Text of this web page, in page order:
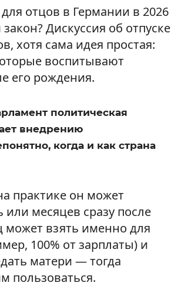
отцов в Германии в 2026
Дискуссия об отпуске
хотя сама идея простая:
воспитывают
его рождения.
политическая
внедрению
когда и как страна
практике он может
или месяцев сразу после
может взять именно для
100% от зарплаты) и
матери — тогда
пользоваться.